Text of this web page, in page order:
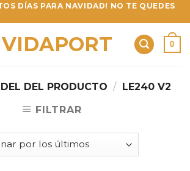
DÍAS PARA NAVIDAD! NO TE QUEDES
VIDAPORT 0
DEL PRODUCTO / LE240 V2
FILTRAR